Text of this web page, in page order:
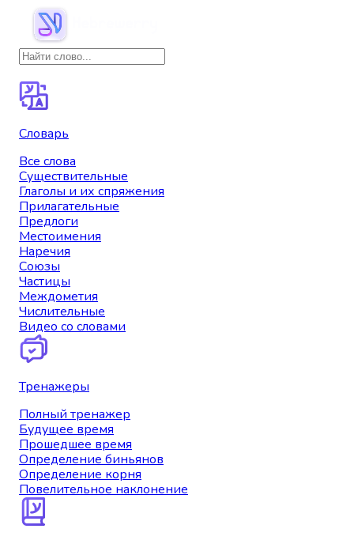
Словарь
Все слова
Существительные
Глаголы и их спряжения
Прилагательные
Предлоги
Местоимения
Наречия
Союзы
Частицы
Междометия
Числительные
Видео со словами
Тренажеры
Полный тренажер
Будущее время
Прошедшее время
Определение биньянов
Определение корня
Повелительное наклонение